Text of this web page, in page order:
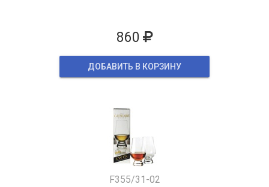
860
ДОБАВИТЬ В КОРЗИНУ
F355/31-02